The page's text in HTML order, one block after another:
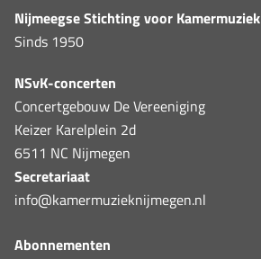
Nijmeegse Stichting voor Kamermuziek
Sinds 1950
NSvK-concerten
Concertgebouw De Vereeniging
Keizer Karelplein 2d
6511 NC Nijmegen
Secretariaat
info@kamermuzieknijmegen.nl
Abonnementen